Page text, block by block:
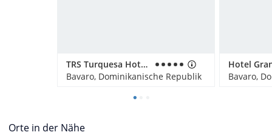
TRS Turquesa Hotel - Adults only
Bavaro, Dominikanische Republik
Bavaro,
Orte in der Nähe